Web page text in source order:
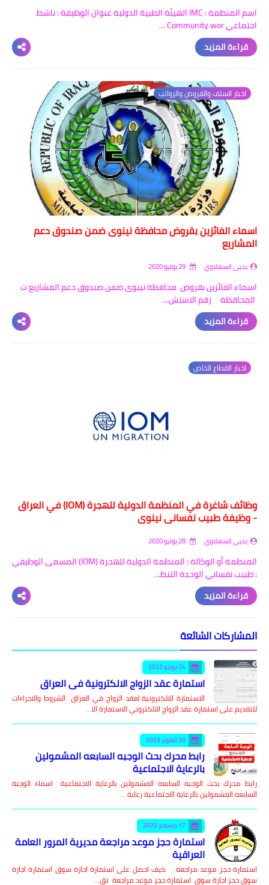
اسم المنظمة : IMC الهيئة الطبية الدولية عنوان الوظيفة : ناشط
اجتماعي Community wor …
قراءة المزيد
اخبار السلف والقروض والرواتب
اسماء الفائزين بقروض محافظة نينوى ضمن صندوق دعم
المشاريع
يحيى السهلاوي
اسماء الفائزين بقروض محافظة نينوى ضمن صندوق دعم المشاريع ت
المحافظة رقم الاستش…
قراءة المزيد
اخبار القطاع الخاص
وظائف شاغرة في المنظمة الدولية للهجرة (IOM) في العراق
- وظيفة طبيب نفساني نينوى
يحيى السهلاوي
المنظمة أو الوكالة : المنظمة الدولية للهجرة (IOM) المسمى الوظيفي
: طبيب نفساني الوحدة التنظ…
قراءة المزيد
المشاركات الشائعة
24 يونيو 2022
استمارة عقد الزواج الالكترونية في العراق
الاستمارة الالكترونية لعقد الزواج في العراق الشروط والاجراءات
للتقديم على استمارة عقد الزواج الالكتروني الاستمارة الا…
30 أكتوبر 2023
رابط محرك بحث الوجبه السابعه المشمولين
بالرعاية الاجتماعية
رابط محرك بحث الوجبه السابعه المشمولين بالرعاية الاجتماعية اسماء الوجبة
السابعه المشمولين بالرعاية الاجتماعية رعاية …
17 ديسمبر 2020
استمارة حجز موعد مراجعة مديرية المرور العامة
العراقية
استمارة حجز موعد مراجعة كيف احصل على استمارة اجازة سوق استمارة اجازة
سوق حجز اجازة سوق استمارة حجز موعد مراجعة نق…